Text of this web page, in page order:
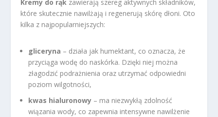
Kremy do rąk zawierają szereg aktywnych składników,
które skutecznie nawilżają i regenerują skórę dłoni. Oto
kilka z najpopularniejszych:
gliceryna – działa jak humektant, co oznacza, że
przyciąga wodę do naskórka. Dzięki niej można
złagodzić podrażnienia oraz utrzymać odpowiedni
poziom wilgotności,
kwas hialuronowy – ma niezwykłą zdolność
wiązania wody, co zapewnia intensywne nawilżenie